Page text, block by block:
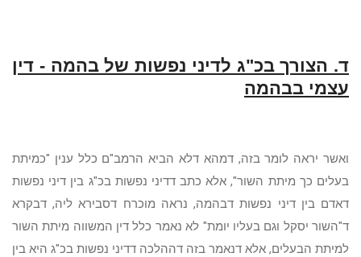
ד. הצורך בכ"ג לדיני נפשות של בהמה - דין
עצמי בבהמה
ואשר יראה לומר בזה, דמהא דלא הביא הרמב"ם כלל ענין "כמיתת
בעלים כך מיתת השור", אלא כתב דדיני נפשות בכ"ג בין דיני נפשות
דאדם בין דיני נפשות דבהמה, נראה מוכרח דסבירא ליה, דבקרא
ד"השור יסקל וגם בעליו יומת" לא נאמר כלל דין המשווה מיתת השור
למיתת הבעלים, אלא דנאמר בזה דההלכה דדיני נפשות בכ"ג היא בין